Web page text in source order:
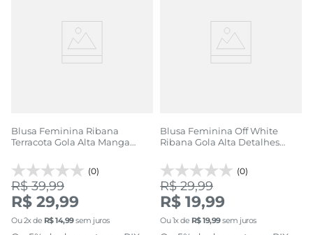
Blusa Feminina Ribana
Terracota Gola Alta Manga
(0)
R$ 39,99
R$ 29,99
Ou2x de R$14,99sem juros
Blusa Feminina Off White
Ribana Gola Alta Detalhes
(0)
R$ 29,99
R$ 19,99
Ou1x de R$19,99sem juros